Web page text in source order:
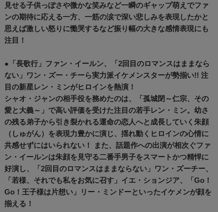
見せる子供っぽさや微かな笑みなど一瞬のギャップ萌えでファ
ンの期待に応える一方、一筋の涙で深い悲しみを表現したかと
思えば激しい怒りに慟哭するなど振り幅の大きな感情表現にも
注目！
●「長歌行」ファン・イールン、「2回目のロマンスはままなら
ない」ワン・ズー・チーら実力派イケメンスターが勢揃い!! 注
目の新星レン・ミンがヒロインを熱演！
シャオ・ジャンの相手役を務めたのは、「孤城閉～仁宗、その
愛と大義～」で高い評価を受けた注目の若手レン・ミン。幼さ
の残る弟子から引き裂かれる運命の恋人へと成長していく朱顔
（しゅがん）を表現力豊かに演じ、揺れ動くヒロインの心情に
共感せずにはいられない！ また、話題作への出演が相次ぐファ
ン・イールンは朱顔を見守る二番手男子をスマートかつ精悍に
好演し、「2回目のロマンスはままならない」ワン・ズーチー、
「若様、それでも私をお気に召す」イエ・ションジア、「Go！
Go！王子様は片想い」リー・ミンドーといったイケメンが顔を
揃える！